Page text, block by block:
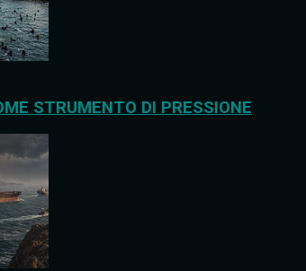
STRUMENTO DI PRESSIONE